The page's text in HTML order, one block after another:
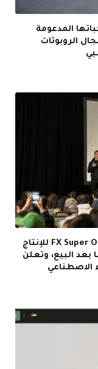
المدعومة
الروبوتات
فاراداي فيوتشر تكشف خارطة طريق FX Super One للإنتاج
بعد البيع، وتعلن
الاصطناعي